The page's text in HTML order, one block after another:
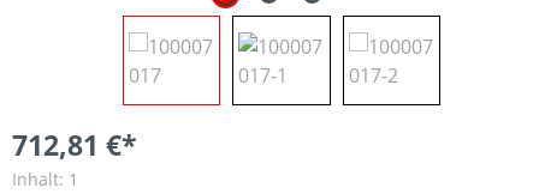
712,81 €*
Inhalt: 1